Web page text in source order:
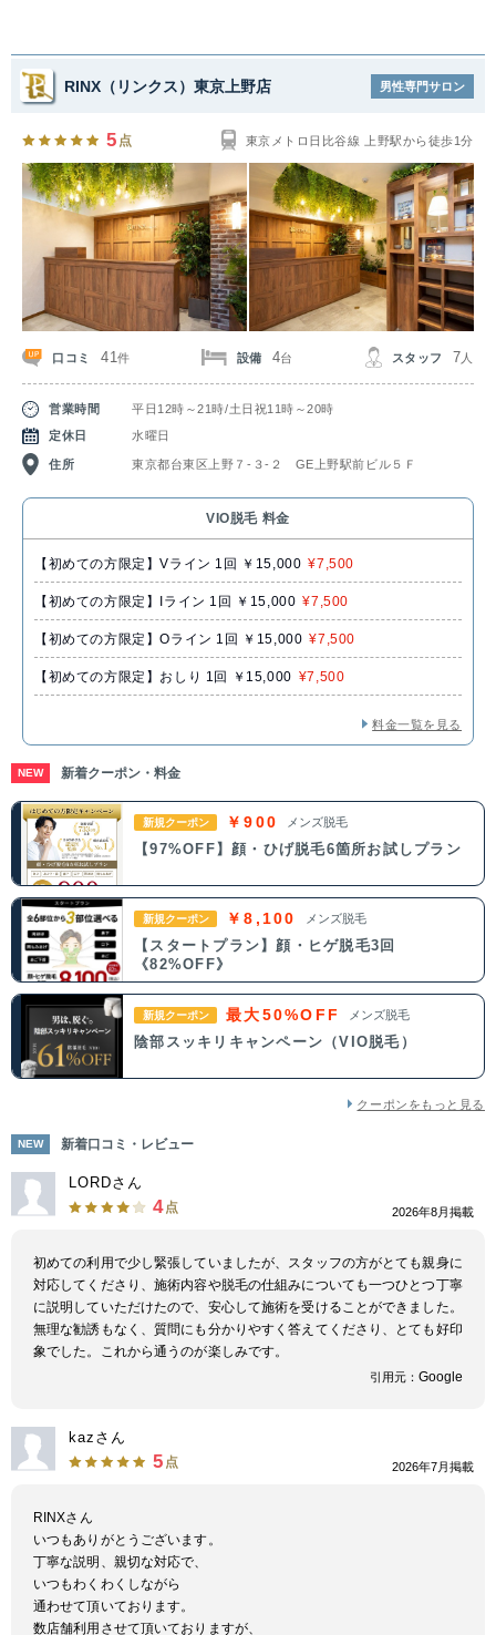
RINX（リンクス）東京上野店 男性専門サロン
5 点 東京メトロ日比谷線 上野駅から徒歩1分
口コミ 41件 設備 4台 スタッフ 7 人
営業時間
平日12時～21時/土日祝11時～20時
定休日
水曜日
住所 東京都台東区上野７‐３‐２ GE上野駅前ビル５Ｆ
VIO脱毛 料金
【初めての方限定】Vライン 1回 ￥15,000 ¥7,500
【初めての方限定】Iライン 1回 ￥15,000 ¥7,500
【初めての方限定】Oライン 1回 ￥15,000 ¥7,500
【初めての方限定】おしり 1回 ￥15,000 ¥7,500
料金一覧を見る
NEW 新着クーポン・料金
新規クーポン ￥900 メンズ脱毛
【97%OFF】顔・ひげ脱毛6箇所お試しプラン
新規クーポン ￥8,100 メンズ脱毛
【スタートプラン】顔・ヒゲ脱毛3回
《82%OFF》
新規クーポン 最大50%OFF メンズ脱毛
陰部スッキリキャンペーン（VIO脱毛）
クーポンをもっと見る
NEW 新着口コミ・レビュー
LORDさん
4 点 2026年8月掲載
初めての利用で少し緊張していましたが、スタッフの方がとても親身に
対応してくださり、施術内容や脱毛の仕組みについても一つひとつ丁寧
に説明していただけたので、安心して施術を受けることができました。
無理な勧誘もなく、質問にも分かりやすく答えてくださり、とても好印
象でした。これから通うのが楽しみです。
引用元： Google
kazさん
5 点 2026年7月掲載
RINXさん
いつもありがとうございます。
丁寧な説明、親切な対応で、
いつもわくわくしながら
通わせて頂いております。
数店舗利用させて頂いておりますが、